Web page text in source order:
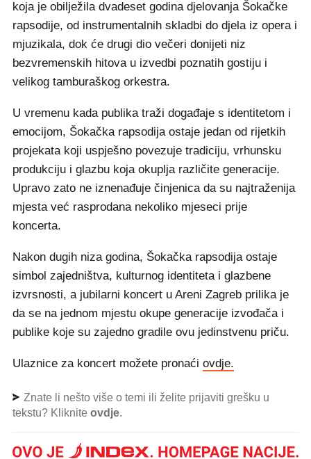
koja je obilježila dvadeset godina djelovanja Šokačke
rapsodije, od instrumentalnih skladbi do djela iz opera i
mjuzikala, dok će drugi dio večeri donijeti niz
bezvremenskih hitova u izvedbi poznatih gostiju i
velikog tamburaškog orkestra.
U vremenu kada publika traži događaje s identitetom i
emocijom, Šokačka rapsodija ostaje jedan od rijetkih
projekata koji uspješno povezuje tradiciju, vrhunsku
produkciju i glazbu koja okuplja različite generacije.
Upravo zato ne iznenađuje činjenica da su najtraženija
mjesta već rasprodana nekoliko mjeseci prije
koncerta.
Nakon dugih niza godina, Šokačka rapsodija ostaje
simbol zajedništva, kulturnog identiteta i glazbene
izvrsnosti, a jubilarni koncert u Areni Zagreb prilika je
da se na jednom mjestu okupe generacije izvođača i
publike koje su zajedno gradile ovu jedinstvenu priču.
Ulaznice za koncert možete pronaći ovdje.
Znate li nešto više o temi ili želite prijaviti grešku u
tekstu? Kliknite ovdje.